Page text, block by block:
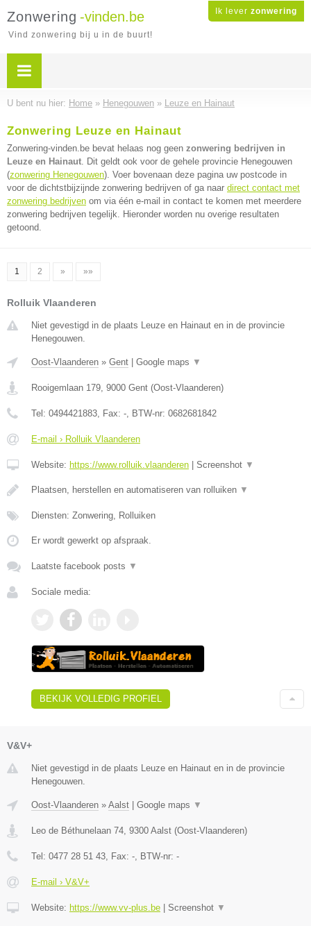
Ik lever zonwering
Zonwering -vinden.be
Vind zonwering bij u in de buurt!
U bent nu hier: Home » Henegouwen » Leuze en Hainaut
Zonwering Leuze en Hainaut
Zonwering-vinden.be bevat helaas nog geen zonwering bedrijven in
Leuze en Hainaut. Dit geldt ook voor de gehele provincie Henegouwen
(zonwering Henegouwen). Voer bovenaan deze pagina uw postcode in
voor de dichtstbijzijnde zonwering bedrijven of ga naar direct contact met
zonwering bedrijven om via één e-mail in contact te komen met meerdere
zonwering bedrijven tegelijk. Hieronder worden nu overige resultaten
getoond.
1 2 » »»
Rolluik Vlaanderen
Niet gevestigd in de plaats Leuze en Hainaut en in de provincie
Henegouwen.
Oost-Vlaanderen » Gent Google maps ▼
Rooigemlaan 179, 9000 Gent (Oost-Vlaanderen)
Tel: 0494421883, Fax: -, BTW-nr: 0682681842
E-mail › Rolluik Vlaanderen
Website: https://www.rolluik.vlaanderen Screenshot ▼
Plaatsen, herstellen en automatiseren van rolluiken ▼
Diensten: Zonwering, Rolluiken
Er wordt gewerkt op afspraak.
Laatste facebook posts ▼
Sociale media:
BEKIJK VOLLEDIG PROFIEL
V&V+
Niet gevestigd in de plaats Leuze en Hainaut en in de provincie
Henegouwen.
Oost-Vlaanderen » Aalst | Google maps ▼
Leo de Béthunelaan 74 9300 Aalst (Oost-Vlaanderen)
Tel: 0477 28 51 43 , Fax: - , BTW-nr: -
E-mail › V&V+
Website: https://www.vv-plus.be | Screenshot ▼